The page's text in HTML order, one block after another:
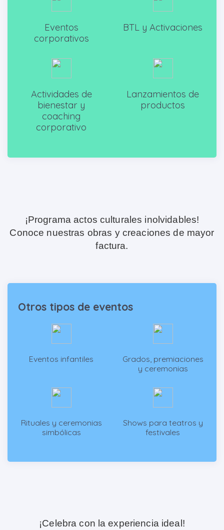
Eventos
corporativos
BTL y Activaciones
Actividades de
bienestar y
coaching
corporativo
Lanzamientos de
productos
¡Programa actos culturales inolvidables!
Conoce nuestras obras y creaciones de mayor
factura.
Otros tipos de eventos
Eventos infantiles
Grados, premiaciones
y ceremonias
Rituales y ceremonias
simbólicas
Shows para teatros y
festivales
¡Celebra con la experiencia ideal!